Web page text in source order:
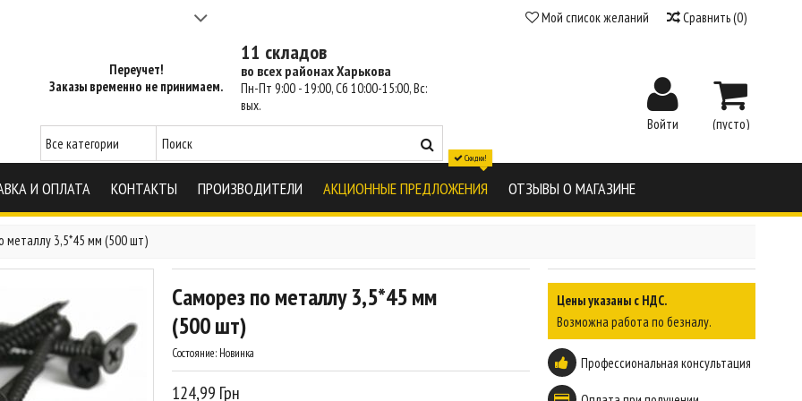
3 часа - SM Харьков Сравнить(0)
Мой список желаний
Переучет!
Заказы временно не принимаем.
11 складов
во всех районах Харькова
Пн-Пт 9:00 - 19:00, Сб 10:00-15:00, Вс:
вых.
(пусто)
Войти
И ОПЛАТА КОНТАКТЫ ПРОИЗВОДИТЕЛИ АКЦИОННЫЕ ПРЕДЛОЖЕНИЯ
Скидки!
ОТЗЫВЫ О МАГАЗИНЕ
металлу 3,5*45 мм (500 шт)
Саморез по металлу 3,5*45 мм
(500 шт)
Состояние: Новинка
124,99 Грн
Цены указаны с НДС.
Возможна работа по безналу.
Профессиональная консультация